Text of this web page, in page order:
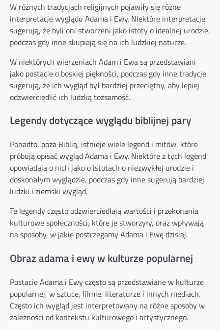
W różnych tradycjach religijnych pojawiły się różne
interpretacje wyglądu Adama i Ewy. Niektóre interpretacje
sugerują, że byli oni stworzeni jako istoty o idealnej urodzie,
podczas gdy inne skupiają się na ich ludzkiej naturze.
W niektórych wierzeniach Adam i Ewa są przedstawiani
jako postacie o boskiej piękności, podczas gdy inne tradycje
sugerują, że ich wygląd był bardziej przeciętny, aby lepiej
odzwierciedlić ich ludzką tożsamość.
Legendy dotyczące wyglądu biblijnej pary
Ponadto, poza Biblią, istnieje wiele legend i mitów, które
próbują opisać wygląd Adama i Ewy. Niektóre z tych legend
opowiadają o nich jako o istotach o niezwykłej urodzie i
doskonałym wyglądzie, podczas gdy inne sugerują bardziej
ludzki i ziemski wygląd.
Te legendy często odzwierciedlają wartości i przekonania
kulturowe społeczności, które je stworzyły, oraz wpływają
na sposoby, w jakie postrzegamy Adama i Ewę dzisiaj.
Obraz adama i ewy w kulturze popularnej
Postacie Adama i Ewy często są przedstawiane w kulturze
popularnej, w sztuce, filmie, literaturze i innych mediach.
Często ich wygląd jest interpretowany na różne sposoby w
zależności od kontekstu kulturowego i artystycznego.